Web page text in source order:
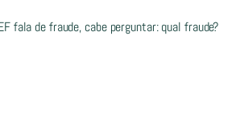
fala de fraude, cabe perguntar: qual fraude?